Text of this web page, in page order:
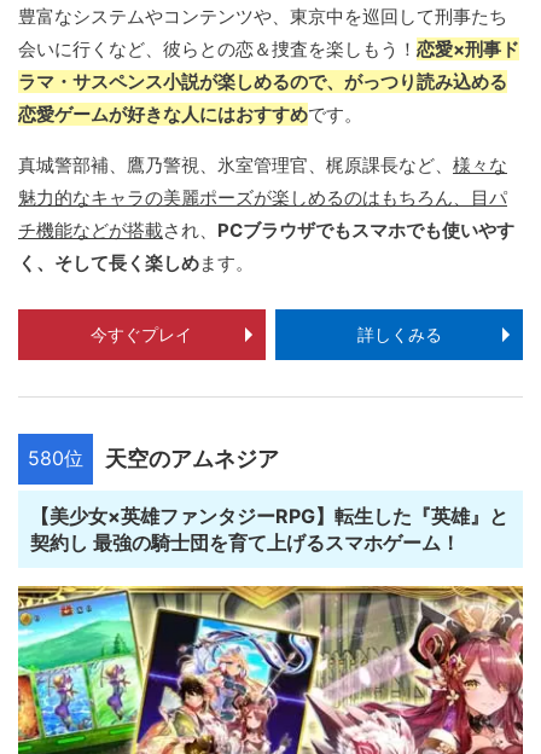
豊富なシステムやコンテンツや、東京中を巡回して刑事たち
会いに行くなど、彼らとの恋＆捜査を楽しもう！ 恋愛×刑事ド
ラマ・サスペンス小説が楽しめるので、がっつり読み込める
恋愛ゲームが好きな人にはおすすめです。
真城警部補、鷹乃警視、氷室管理官、梶原課長など、 様々な
魅力的なキャラの美麗ポーズが楽しめるのはもちろん、目パ
チ機能などが搭載され、 PCブラウザでもスマホでも使いやす
く、そして長く楽しめます。
今すぐプレイ 詳しくみる
580位 天空のアムネジア
【美少女×英雄ファンタジーRPG】転生した『英雄』と
契約し 最強の騎士団を育て上げるスマホゲーム！